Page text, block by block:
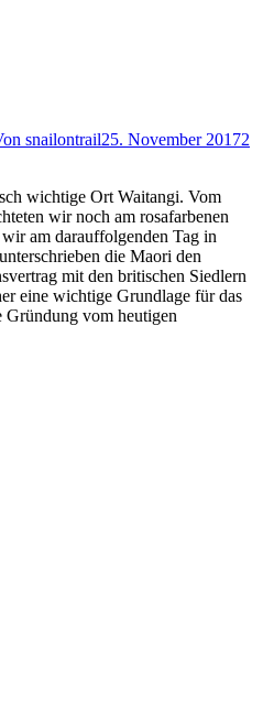
snailontrail25. November 20172
wichtige Ort Waitangi. Vom
wir noch am rosafarbenen
am darauffolgenden Tag in
die Maori den
mit den britischen Siedlern
eine wichtige Grundlage für das
Gründung vom heutigen